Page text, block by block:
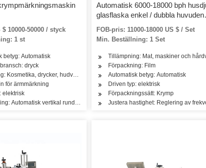
$ 10000-50000 / styck
1 st
betyg: Automatisk
dryck
Kosmetika, drycker, hudvårdsprodukter, hårvårdsprodukter, olja, te,
för ärmmärkning
elektrisk
Automatisk vertikal rund flaskmärkningsmaskin
Automatisk 6000-18000 bph
glasflaska enkel / dubbla huvuden
krymphylsa märkningsmaskin
FOB-pris: 11000-18000 US $ / Set
Min. Beställning: 1 Set
Tillämpning: Mat, maskiner och
Förpackning: Film
Automatisk betyg: Automatisk
Driven typ: elektrisk
Förpackningssätt: Krymp
Justera hastighet: Reglering av